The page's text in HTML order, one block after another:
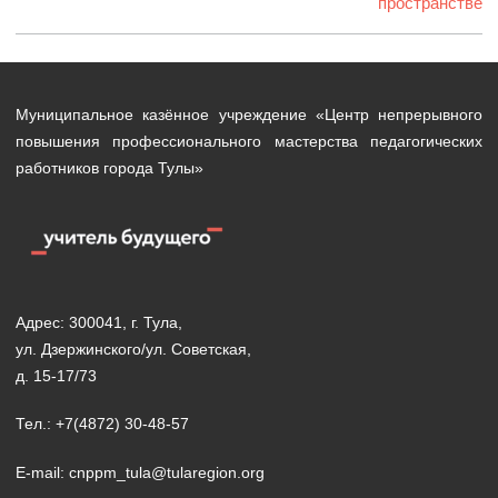
Муниципальное казённое учреждение «Центр непрерывного
повышения профессионального мастерства педагогических
работников города Тулы»
Адрес: 300041, г. Тула,
ул. Дзержинского/ул. Советская,
д. 15-17/73
Тел.: +7(4872) 30-48-57
E-mail: cnppm_tula@tularegion.org